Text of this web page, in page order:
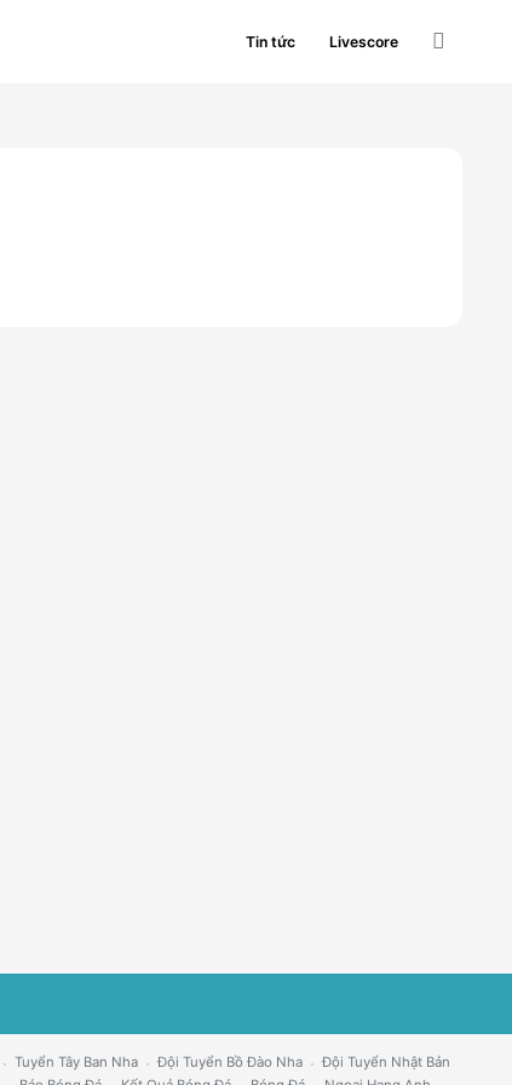
Tin tức Livescore
Tuyển Tây Ban Nha Đội Tuyển Bồ Đào Nha
Đội Tuyển Nhật Bản